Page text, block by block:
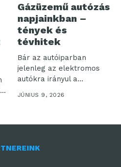
Gázüzemű autózás
napjainkban –
tények és
tévhitek
Bár az autóiparban
jelenleg az elektromos
autókra irányul a
JÚNIUS 9, 2026